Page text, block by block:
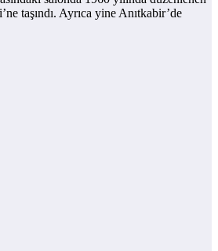
taşındı. Ayrıca yine Anıtkabir’de